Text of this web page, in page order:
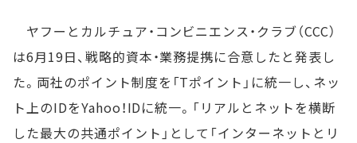
ヤフーとカルチュア・コンビニエンス・クラブ（CCC）
は6月19日、戦略的資本・業務提携に合意したと発表し
た。両社のポイント制度を「Tポイント」に統一し、ネッ
ト上のIDをYahoo！IDに統一。「リアルとネットを横断
した最大の共通ポイント」として「インターネットとリ